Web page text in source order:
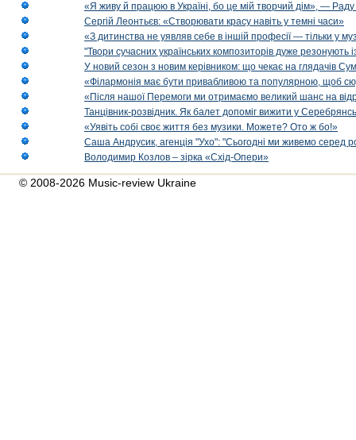
«Я живу й працюю в Україні, бо це мій творчий дім», — Раду
Сергій Леонтьєв: «Створювати красу навіть у темні часи»
«З дитинства не уявляв себе в іншій професії — тільки у
"Твори сучасних українських композиторів дуже резонують
У новий сезон з новим керівником: що чекає на глядачів
«Філармонія має бути привабливою та популярною, щоб
«Після нашої Перемоги ми отримаємо великий шанс на
Танцівник-розвідник. Як балет допоміг вижити у
«Уявіть собі своє життя без музики. Можете? Ото ж бо!»
Саша Андрусик, агенція "Ухо": "Сьогодні ми живемо серед
Володимир Козлов – зірка «Схід-Опери»
© 2008-2026 Music-review Ukraine